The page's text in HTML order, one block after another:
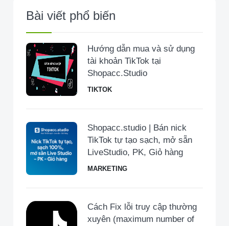
Bài viết phổ biến
Hướng dẫn mua và sử dụng
tài khoản TikTok tại
Shopacc.Studio
TIKTOK
Shopacc.studio | Bán nick
TikTok tự tạo sạch, mở sẵn
LiveStudio, PK, Giỏ hàng
MARKETING
Cách Fix lỗi truy cập thường
xuyên (maximum number of